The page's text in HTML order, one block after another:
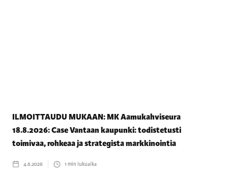
ILMOITTAUDU MUKAAN: MK Aamukahviseura
18.8.2026: Case Vantaan kaupunki: todistetusti
toimivaa, rohkeaa ja strategista markkinointia
4.6.2026 1 min lukuaika